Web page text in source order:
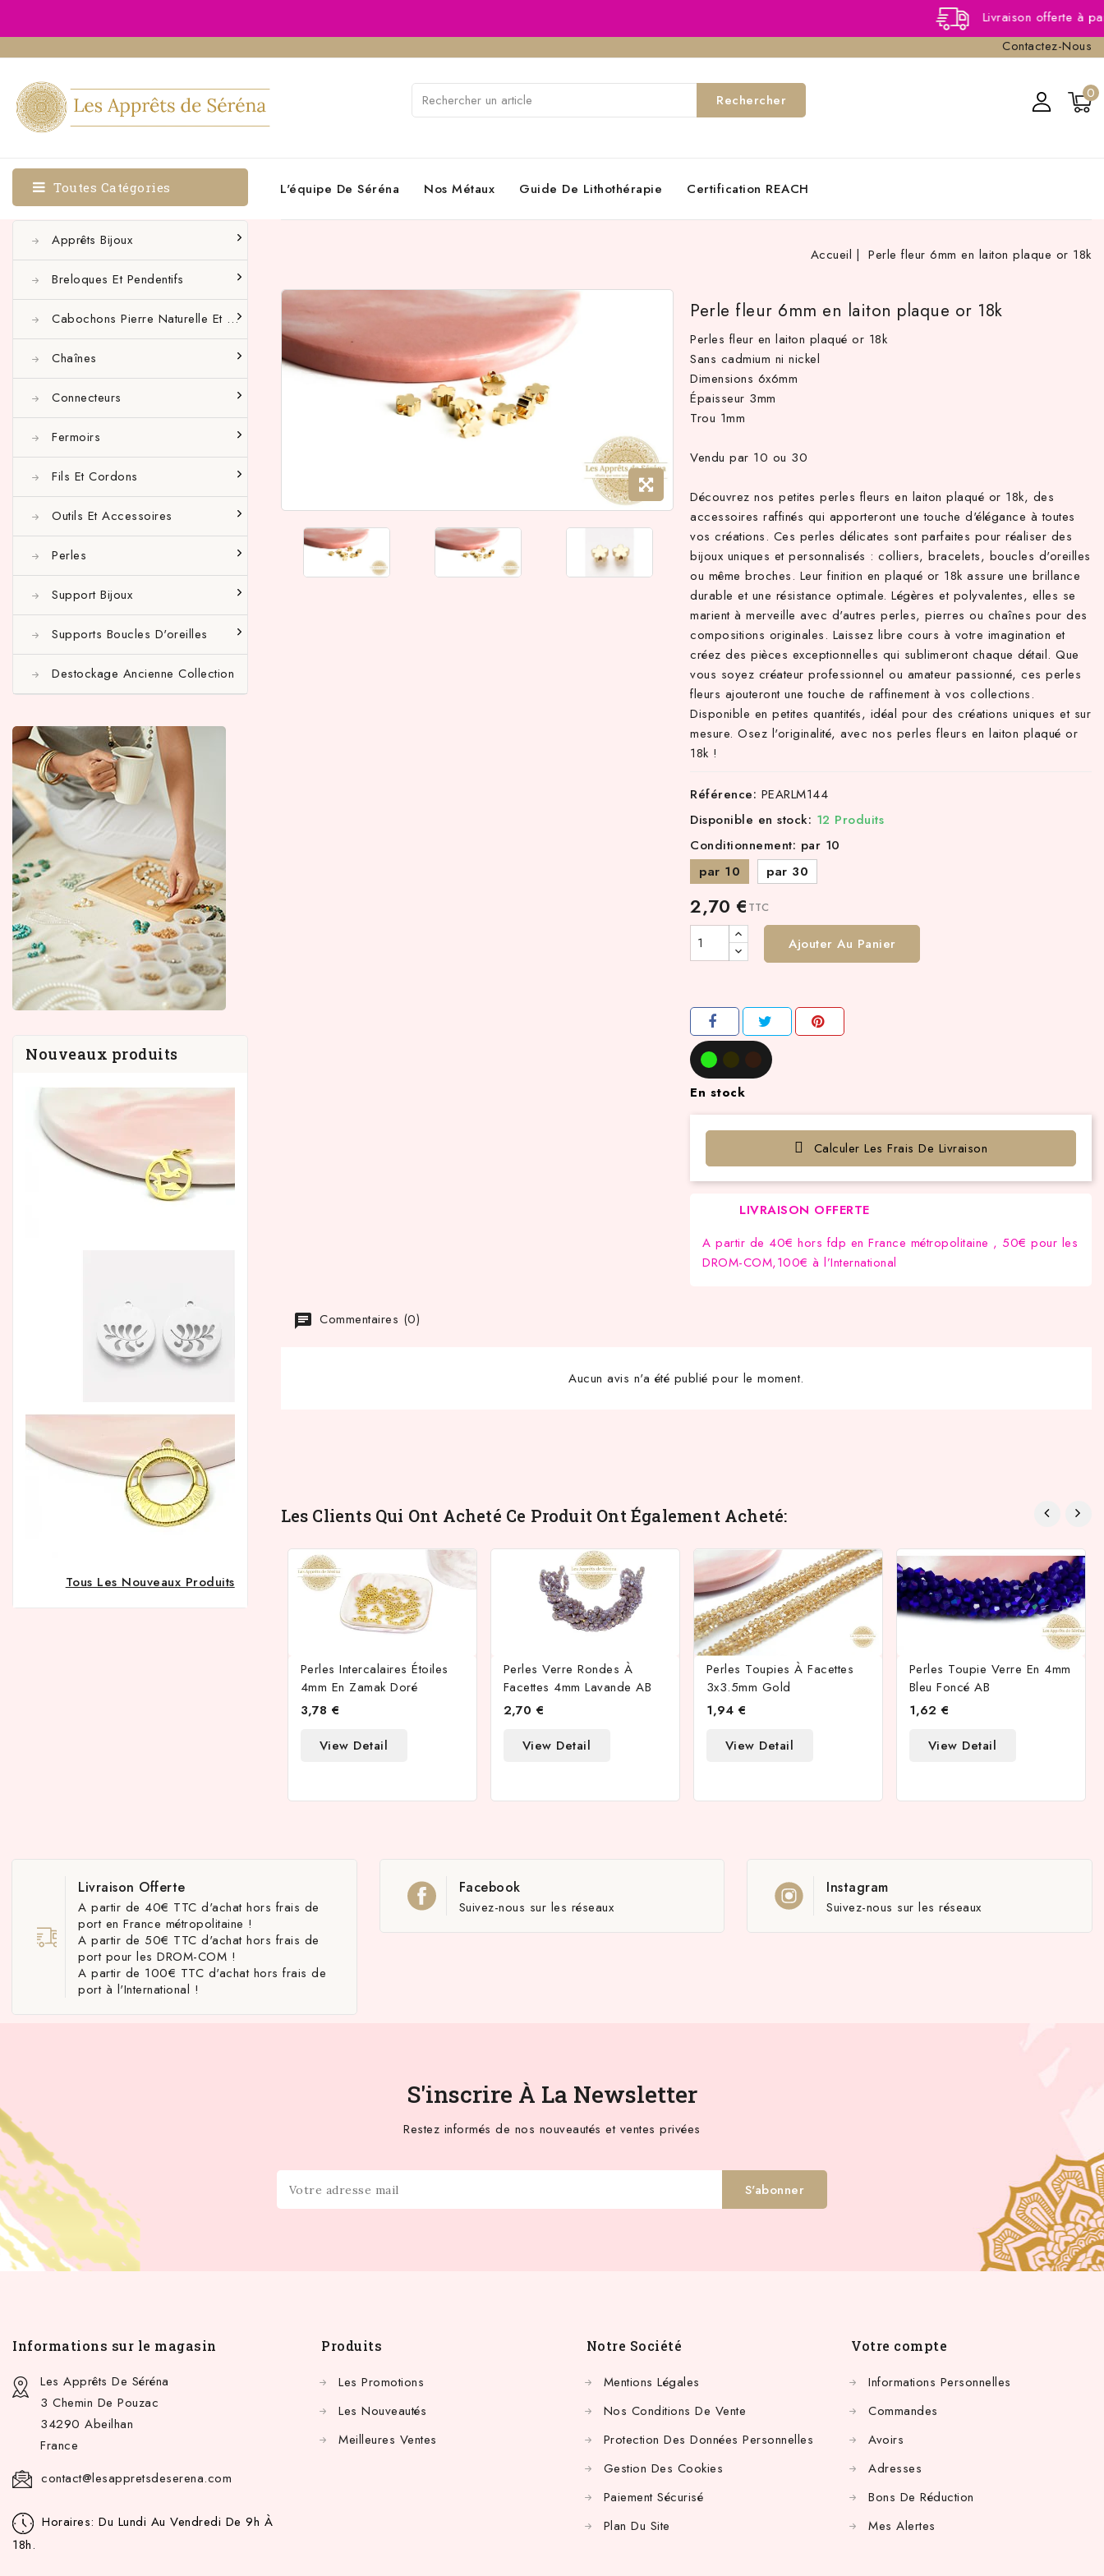
Livraison offerte à partir de
Contactez-Nous
0
Rechercher
L'équipe De Séréna Nos Métaux Guide De Lithothérapie Certification REACH
Toutes Catégories
Apprêts Bijoux
Perles À Écraser Et
Terminaisons De
Rallonge
Breloques Et Pendentifs
Cabochons Pierre Naturelle Et Autres
Chaînes
Connecteurs
Connecteurs Bases
Fermoirs
Fils Et Cordons
Outils Et Accessoires
Perles
Argent
Support Bijoux
Supports Boucles D'oreilles
Destockage Ancienne Collection
Nouveaux produits
Tous Les Nouveaux Produits
Accueil Perle fleur 6mm en laiton plaque or 18k
Perle fleur 6mm en laiton plaque or 18k
Perles fleur en laiton plaqué or 18k
Sans cadmium ni nickel
Dimensions 6x6mm
Épaisseur 3mm
Trou 1mm
Vendu par 10 ou 30
Découvrez nos petites perles fleurs en laiton plaqué or 18k, des
accessoires raffinés qui apporteront une touche d'élégance à toutes
vos créations. Ces perles délicates sont parfaites pour réaliser des
bijoux uniques et personnalisés : colliers, bracelets, boucles d'oreilles
ou même broches. Leur finition en plaqué or 18k assure une brillance
durable et une résistance optimale. Légères et polyvalentes, elles se
marient à merveille avec d'autres perles, pierres ou chaînes pour des
compositions originales. Laissez libre cours à votre imagination et
créez des pièces exceptionnelles qui sublimeront chaque détail. Que
vous soyez créateur professionnel ou amateur passionné, ces perles
fleurs ajouteront une touche de raffinement à vos collections.
Disponible en petites quantités, idéal pour des créations uniques et sur
mesure. Osez l'originalité, avec nos perles fleurs en laiton plaqué or
18k !
Référence: PEARLM144
Disponible en stock: 12 Produits
Conditionnement: par 10
par 10
par 30
2,70 € TTC
Ajouter Au Panier
En stock
Calculer Les Frais De Livraison
LIVRAISON OFFERTE
A partir de 40€ hors fdp en France métropolitaine , 50€ pour les
DROM-COM,100€ à l’International
Commentaires (0)
Aucun avis n'a été publié pour le moment.
Les Clients Qui Ont Acheté Ce Produit Ont Également Acheté:
Perles Intercalaires Étoiles
4mm En Zamak Doré
3,78 €
View Detail
Perles Verre Rondes À
Facettes 4mm Lavande AB
2,70 €
View Detail
Perles Toupies À Facettes
3x3.5mm Gold
1,94 €
View Detail
Perles Toupie Verre En 4mm
Bleu Foncé AB
1,62 €
View Detail
Livraison Offerte
A partir de 40€ TTC d'achat hors frais de
port en France métropolitaine !
A partir de 50€ TTC d'achat hors frais de
port pour les DROM-COM !
A partir de 100€ TTC d'achat hors frais de
port à l'International !
Facebook
Suivez-nous sur les réseaux
Instagram
Suivez-nous sur les réseaux
S'inscrire À La Newsletter
Restez informés de nos nouveautés et ventes privées
Informations sur le magasin
Les Apprêts De Séréna
3 Chemin De Pouzac
34290 Abeilhan
France
contact@lesappretsdeserena.com
Horaires: Du Lundi Au Vendredi De 9h À
18h.
Produits
Les Promotions
Les Nouveautés
Meilleures Ventes
Notre Société
Mentions Légales
Nos Conditions De Vente
Protection Des Données Personnelles
Gestion Des Cookies
Paiement Sécurisé
Plan Du Site
Votre compte
Informations Personnelles
Commandes
Avoirs
Adresses
Bons De Réduction
Mes Alertes